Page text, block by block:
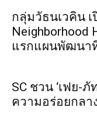
กลุ่มวัธนเวคิน เ
Neighborhood
แรกแผนพัฒนา
SC ชวน ‘เฟย-ภั
ความอร่อยกลา